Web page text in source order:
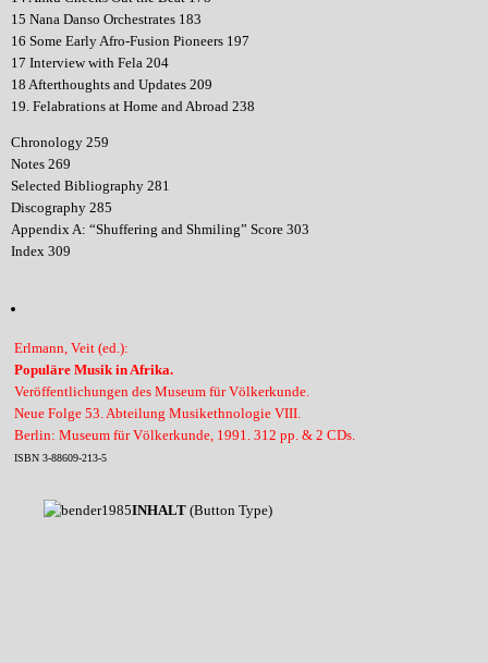
15 Nana Danso Orchestrates 183
16 Some Early Afro-Fusion Pioneers 197
17 Interview with Fela 204
18 Afterthoughts and Updates 209
19. Felabrations at Home and Abroad 238
Chronology 259
Notes 269
Selected Bibliography 281
Discography 285
Appendix A: “Shuffering and Shmiling” Score 303
Index 309
Erlmann, Veit (ed.):
Populäre Musik in Afrika.
Veröffentlichungen des Museum für Völkerkunde.
Neue Folge 53. Abteilung Musikethnologie VIII.
Berlin: Museum für Völkerkunde, 1991. 312 pp. & 2 CDs.
ISBN 3-88609-213-5
INHALT (Button Type)